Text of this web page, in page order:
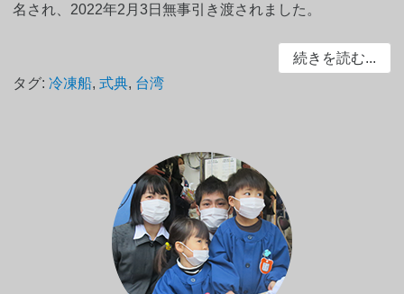
名され、2022年2月3日無事引き渡されました。
続きを読む...
タグ:冷凍船,式典, 台湾